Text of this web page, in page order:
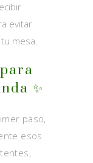
evitar
mesa.
✨
paso,
esos